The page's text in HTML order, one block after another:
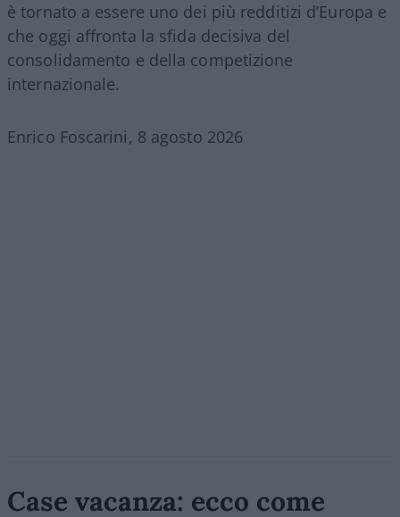
è tornato a essere uno dei più redditizi d’Europa e
che oggi affronta la sfida decisiva del
consolidamento e della competizione
internazionale.
Enrico Foscarini, 8 agosto 2026
Case vacanza: ecco come